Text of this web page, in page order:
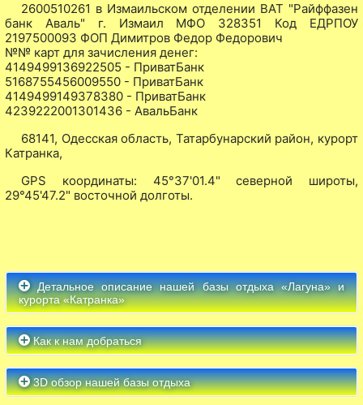
2600510261 в Измаильском отделении ВАТ "Райффазен
банк Аваль" г. Измаил МФО 328351 Код ЕДРПОУ
2197500093 ФОП Димитров Федор Федорович
№№ карт для зачисления денег:
4149499136922505 - ПриватБанк
5168755456009550 - ПриватБанк
4149499149378380 - ПриватБанк
4239222001301436 - АвальБанк
68141, Одесская область, Татарбунарский район, курорт
Катранка,
GPS координаты: 45°37'01.4" северной широты,
29°45'47.2" восточной долготы.
Детальное описание нашей базы отдыха «Лагуна» и
курорта «Катранка»
Как к нам добраться
3D обзор нашей базы отдыха